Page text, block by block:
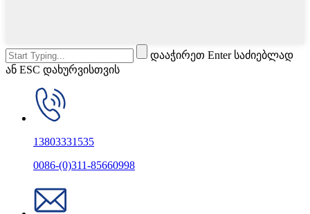
დააჭირეთ Enter საძიებლად
ან ESC დახურვისთვის
13803331535
0086-(0)311-85660998